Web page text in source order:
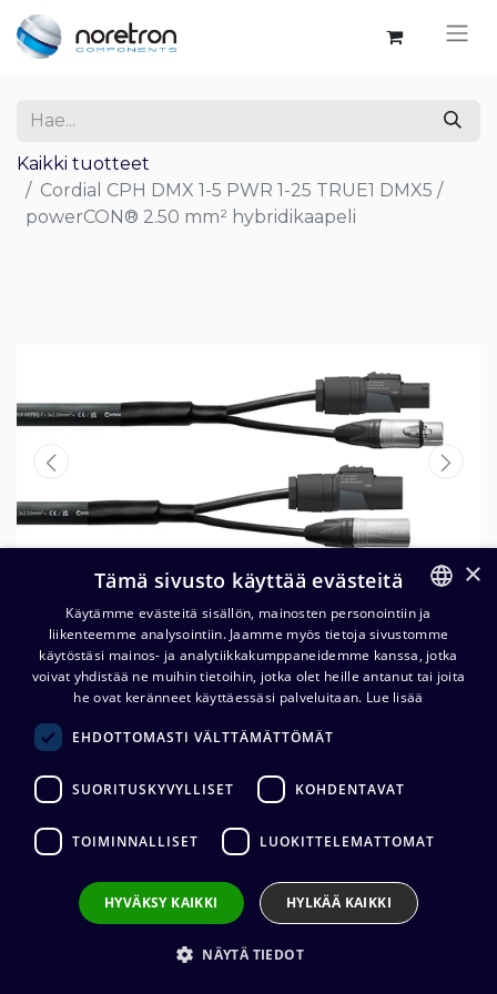
Kaikki tuotteet
Cordial CPH DMX 1-5 PWR 1-25 TRUE1 DMX5 /
powerCON® 2.50 mm² hybridikaapeli
Cordial CPH DMX 1-5 PWR 1-25
TRUE1 DMX5 / powerCON® 2.50
mm² hybridikaapeli
127,68€
Kaapelin pituus:1,5 m, 3 m, 5 m, 10 m, 15 m, 20 m
Kaapelin valmistaja:Cordial
Neutrik
FINNISH
ENGLISH
×
Tämä sivusto käyttää evästeitä
Käytämme evästeitä sisällön, mainosten personointiin ja
liikenteemme analysointiin. Jaamme myös tietoja sivustomme
käytöstäsi mainos- ja analytiikkakumppaneidemme kanssa, jotka
voivat yhdistää ne muihin tietoihin, jotka olet heille antanut tai joita
he ovat keränneet käyttäessäsi palveluitaan. Lue lisää
EHDOTTOMASTI VÄLTTÄMÄTTÖMÄT
SUORITUSKYVYLLISET KOHDENTAVAT
TOIMINNALLISET LUOKITTELEMATTOMAT
HYVÄKSY KAIKKI HYLKÄÄ KAIKKI
NÄYTÄ TIEDOT